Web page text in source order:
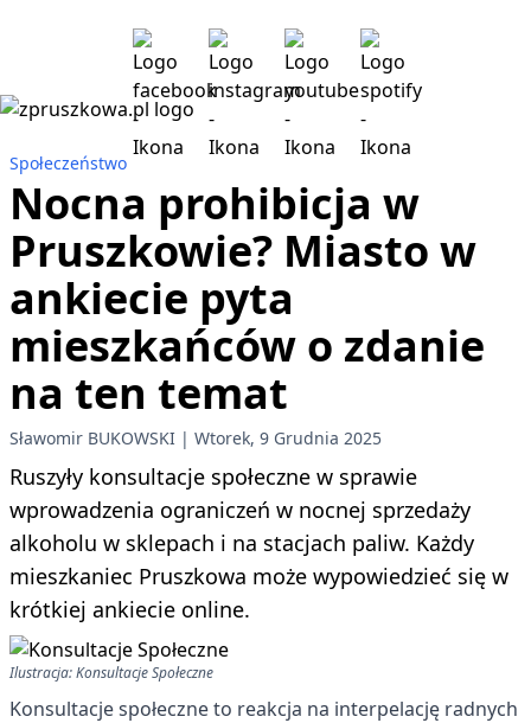
Społeczeństwo
Nocna prohibicja w
Pruszkowie? Miasto w
ankiecie pyta
mieszkańców o zdanie
na ten temat
Sławomir BUKOWSKI Wtorek, 9 Grudnia 2025
Ruszyły konsultacje społeczne w sprawie
wprowadzenia ograniczeń w nocnej sprzedaży
alkoholu w sklepach i na stacjach paliw. Każdy
mieszkaniec Pruszkowa może wypowiedzieć się w
krótkiej ankiecie online.
Ilustracja: Konsultacje Społeczne
Konsultacje społeczne to reakcja na interpelację radnych